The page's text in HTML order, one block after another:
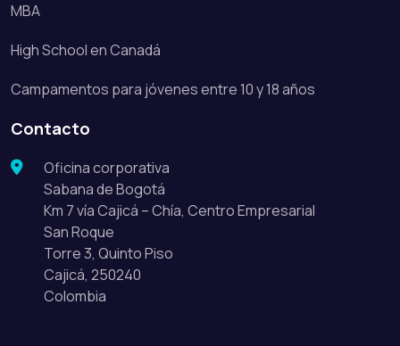
MBA
High School en Canadá
Campamentos para jóvenes entre 10 y 18 años
Contacto
Oficina corporativa
Sabana de Bogotá
Km 7 vía Cajicá – Chía, Centro Empresarial
San Roque
Torre 3, Quinto Piso
Cajicá, 250240
Colombia